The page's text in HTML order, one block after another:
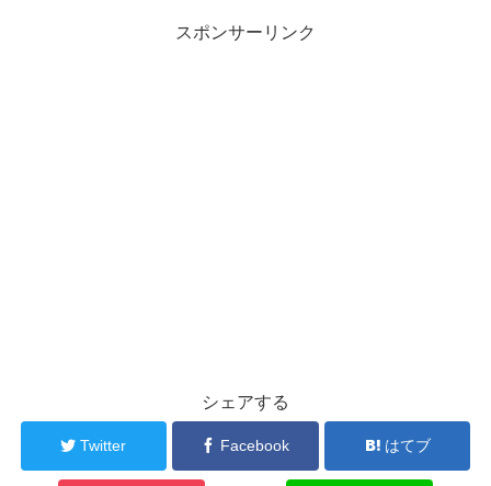
スポンサーリンク
シェアする
Twitter Facebook はてブ